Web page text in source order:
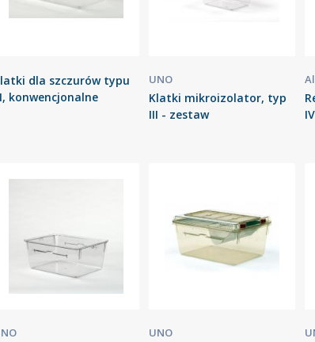
dla szczurów typu
konwencjonalne
UNO
Klatki mikroizolator, typ
III - zestaw
UNO